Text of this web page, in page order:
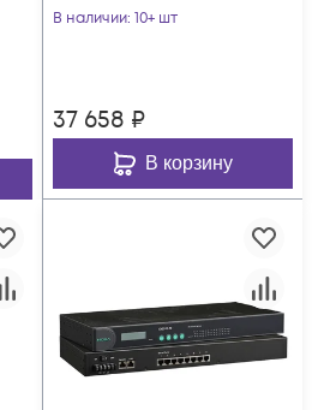
беспроводный
В наличии: 10+ шт
37 658 ₽
В корзину